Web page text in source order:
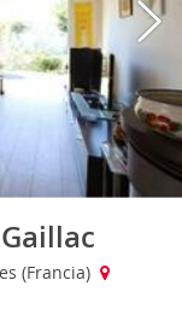
(Francia)